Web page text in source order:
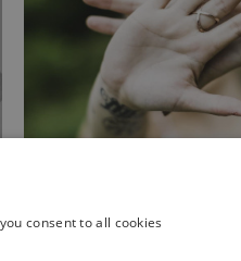
Tíz kérdés, amit
tégy fel
consent to all cookies